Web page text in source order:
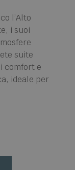
l’Alto
i suoi
suite
comfort e
ideale per